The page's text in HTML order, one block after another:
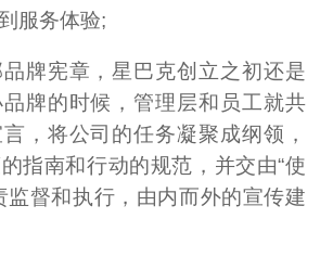
服务体验;
牌宪章，星巴克创立之初还是
牌的时候，管理层和员工就共
，将公司的任务凝聚成纲领，
指南和行动的规范，并交由“使
监督和执行，由内而外的宣传建